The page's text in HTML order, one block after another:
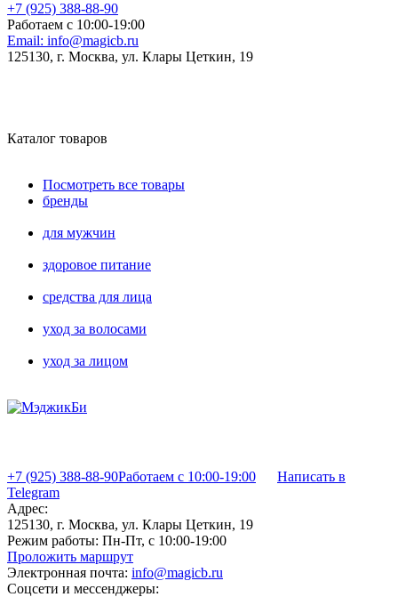
+7 (925) 388-88-90
Работаем с 10:00-19:00
Email: info@magicb.ru
125130, г. Москва, ул. Клары Цеткин, 19
Каталог товаров
Посмотреть все товары
бренды
для мужчин
здоровое питание
средства для лица
уход за волосами
уход за лицом
+7 (925) 388-88-90Работаем с 10:00-19:00
Написать в
Telegram
Адрес:
125130, г. Москва, ул. Клары Цеткин, 19
Режим работы: Пн-Пт, с 10:00-19:00
Проложить маршрут
Электронная почта: info@magicb.ru
Соцсети и мессенджеры: